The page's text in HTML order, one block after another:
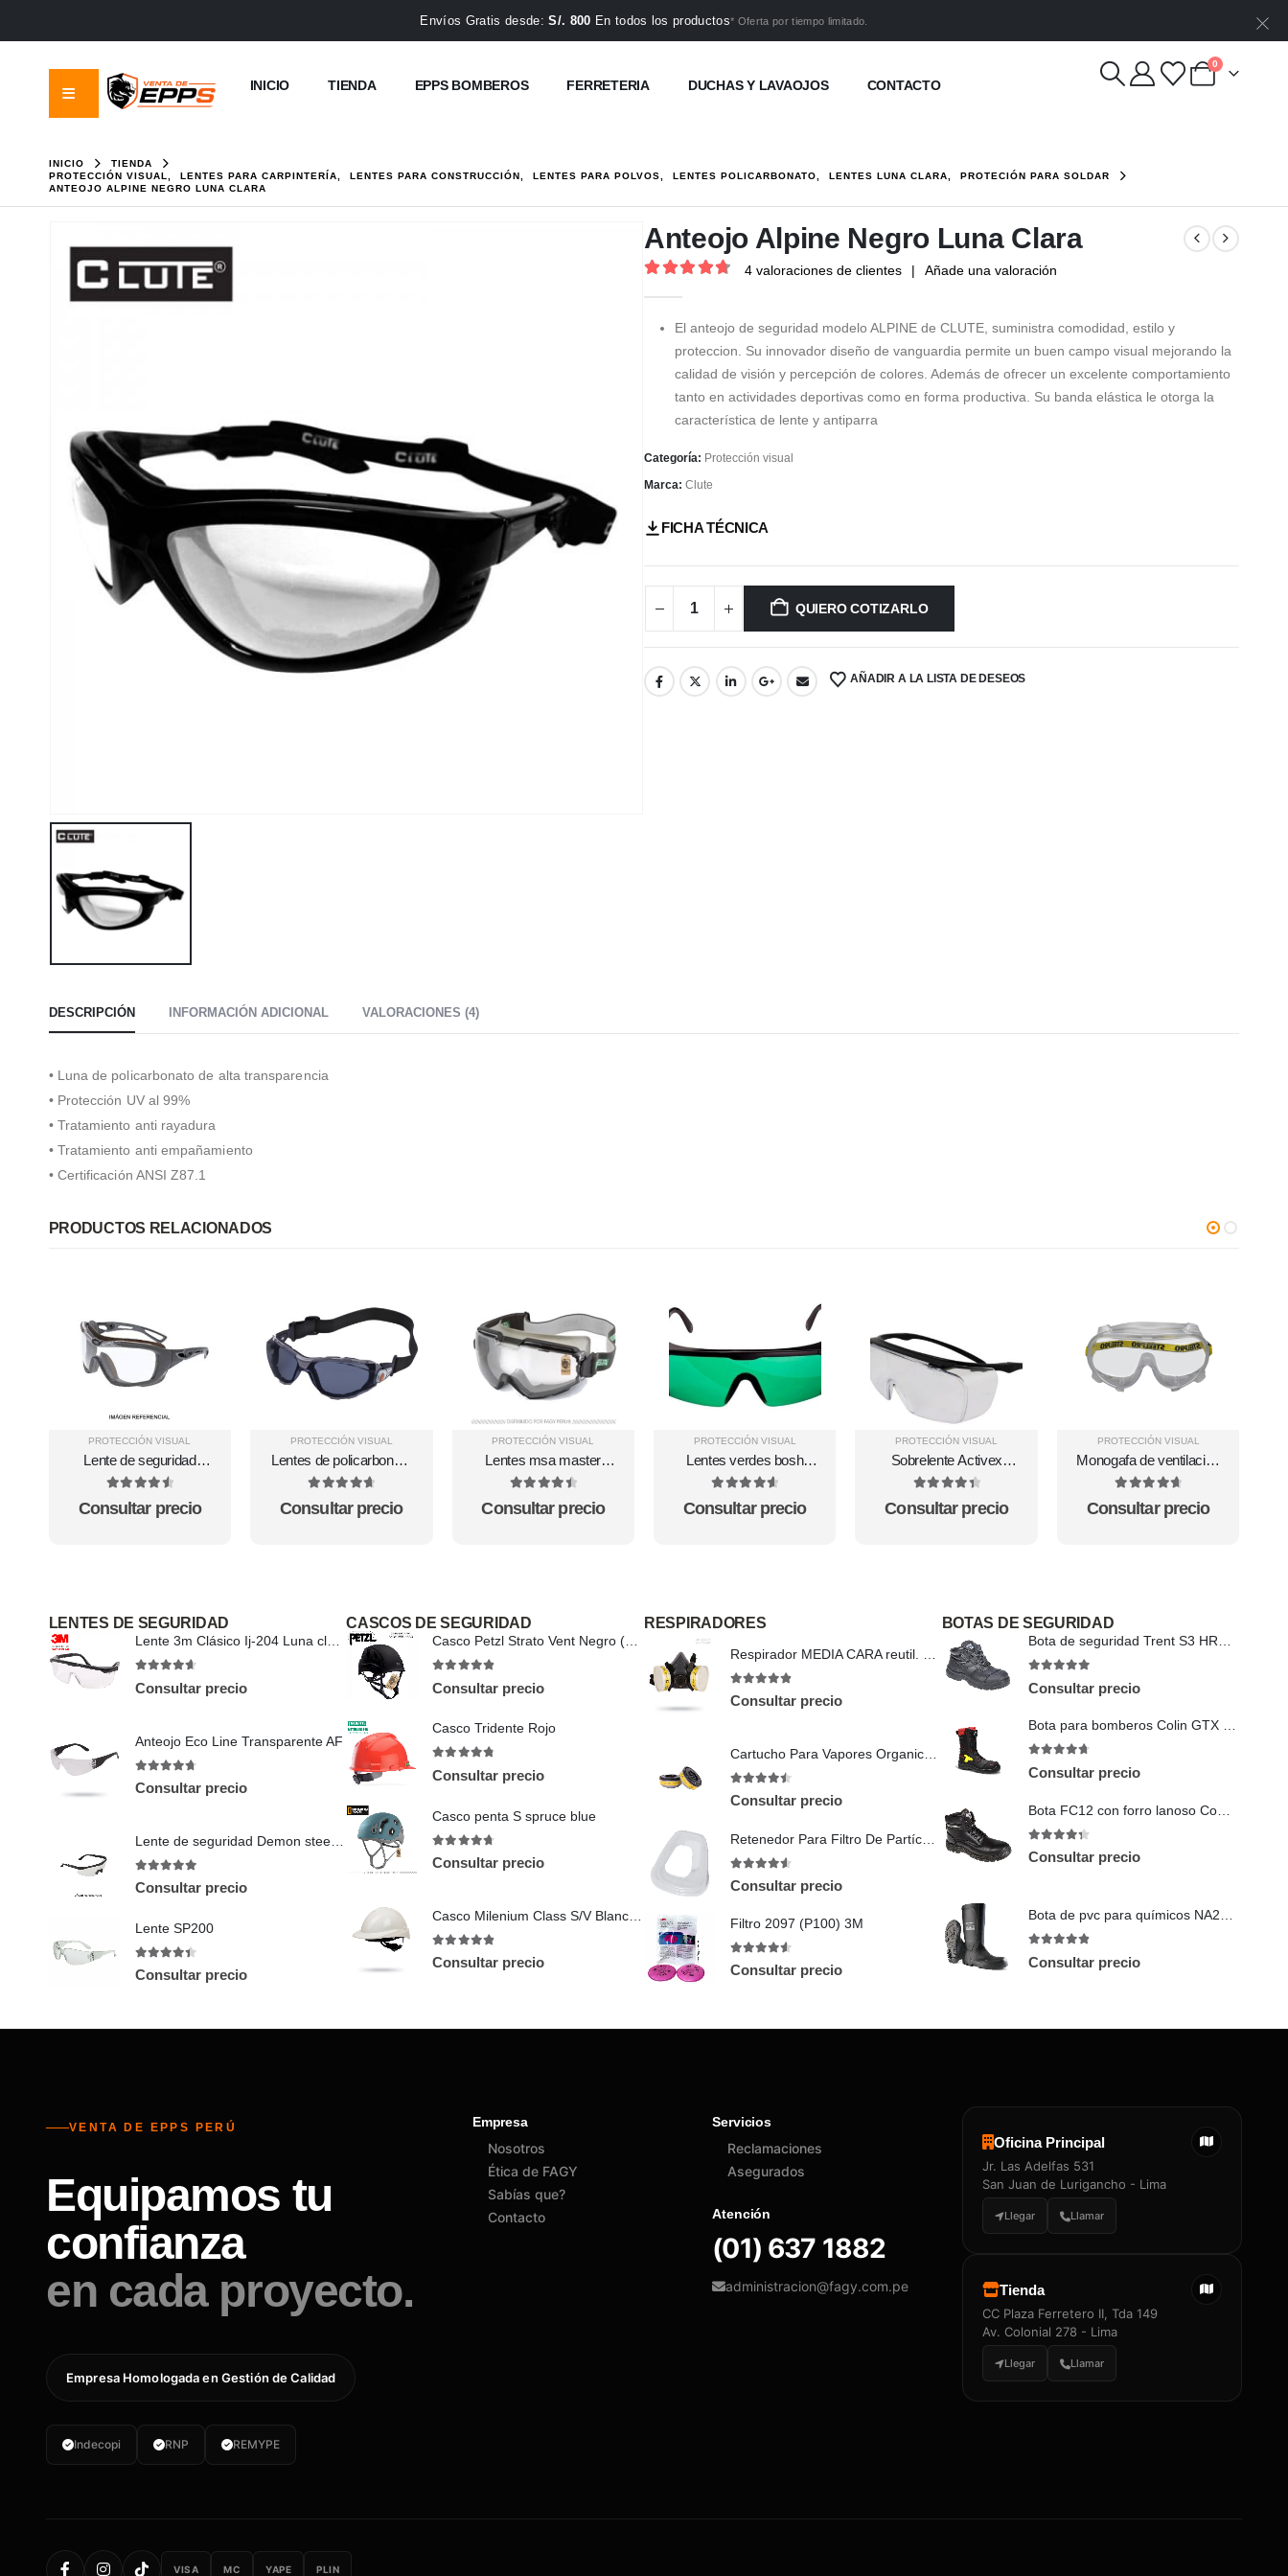
Envíos Gratis desde:S/. 800 En todos los productos* Oferta por tiempo limitado.
INICIO TIENDA EPPS BOMBEROS FERRETERIA DUCHAS Y LAVAOJOS CONTACTO
0
INICIO
TIENDA
PROTECCIÓN VISUAL
LENTES PARA CARPINTERÍA LENTES PARA CONSTRUCCIÓN LENTES PARA POLVOS LENTES POLICARBONATO LENTES LUNA CLARA
PROTECIÓN PARA SOLDAR
ANTEOJO ALPINE NEGRO LUNA CLARA
Anteojo Alpine Negro Luna Clara
4valoraciones de clientes | Añade una valoración
El anteojo de seguridad modelo ALPINE de CLUTE, suministra comodidad, estilo y
proteccion. Su innovador diseño de vanguardia permite un buen campo visual mejorando la
calidad de visión y percepción de colores. Además de ofrecer un excelente comportamiento
tanto en actividades deportivas como en forma productiva. Su banda elástica le otorga la
característica de lente y antiparra
Categoría: Protección visual
Marca: Clute
FICHA TÉCNICA
QUIERO COTIZARLO
AÑADIR A LA LISTA DE DESEOS
DESCRIPCIÓN INFORMACIÓN ADICIONAL VALORACIONES (4)
• Luna de policarbonato de alta transparencia
• Protección UV al 99%
• Tratamiento anti rayadura
• Tratamiento anti empañamiento
• Certificación ANSI Z87.1
PRODUCTOS RELACIONADOS
PROTECCIÓN VISUAL
Lente de seguridad
MCR hydroblast luna
clara HB510PF
4.67 out of 5
Consultar precio
PROTECCIÓN VISUAL
Lentes de policarbonato
modelo PACAYA
SMOKE STRAP
4.75 out of 5
Consultar precio
PROTECCIÓN VISUAL
Lentes msa master
chempro
4.57 out of 5
Consultar precio
PROTECCIÓN VISUAL
Lentes verdes bosh
para usar con nivel laser
1608.M00.05J-000
4.71 out of 5
Consultar precio
PROTECCIÓN VISUAL
Sobrelente Activex
Shield AL281 claro AF
out of 5
Consultar precio
PROTECCIÓN VISUAL
Monogafa de ventilación
indirecta steelpro
4.75 out of 5
Consultar precio
LENTES DE SEGURIDAD
Lente 3m Clásico Ij-204 Luna clara
Consultar precio
Anteojo Eco Line Transparente AF
4.67 out of 5
Consultar precio
Lente de seguridad Demon steelpro
5out of 5
Consultar precio
Lente SP200
4.38 out of 5
Consultar precio
CASCOS DE SEGURIDAD
Casco Petzl Strato Vent Negro (A020BA03)
Consultar precio
Casco Tridente Rojo
Consultar precio
Casco penta S spruce blue
Consultar precio
4.86 out of 5
Consultar precio
RESPIRADORES
4.78 out of 5
Consultar precio
4.4 out of 5
Consultar precio
4.44 out of 5
Consultar precio
Filtro 2097 (P100) 3M
4.5 out of 5
Consultar precio
BOTAS DE SEGURIDAD
Bota de seguridad Trent S3 HRO CI HI FO FD09
Consultar precio
Bota para bomberos Colin GTX BOA ESD F2A 89631
Consultar precio
Bota FC12 con forro lanoso Compositelite Thor S3 CI
Consultar precio
Bota de pvc para químicos NA2HD01 Dunlop
Consultar precio
VENTA DE EPPS PERÚ
Equipamos tu
confianza
en cada proyecto.
Empresa Homologada en Gestión de Calidad
Indecopi RNP REMYPE
Empresa
Nosotros
Ética de FAGY
Sabías que?
Contacto
Servicios
Reclamaciones
Asegurados
Atención
(01) 637 1882
administracion@fagy.com.pe
Oficina Principal
Jr. Las Adelfas 531
San Juan de Lurigancho - Lima
Llegar Llamar
Tienda
CC Plaza Ferretero II, Tda 149
Av. Colonial 278 - Lima
Llegar Llamar
VISA MC YAPE PLIN